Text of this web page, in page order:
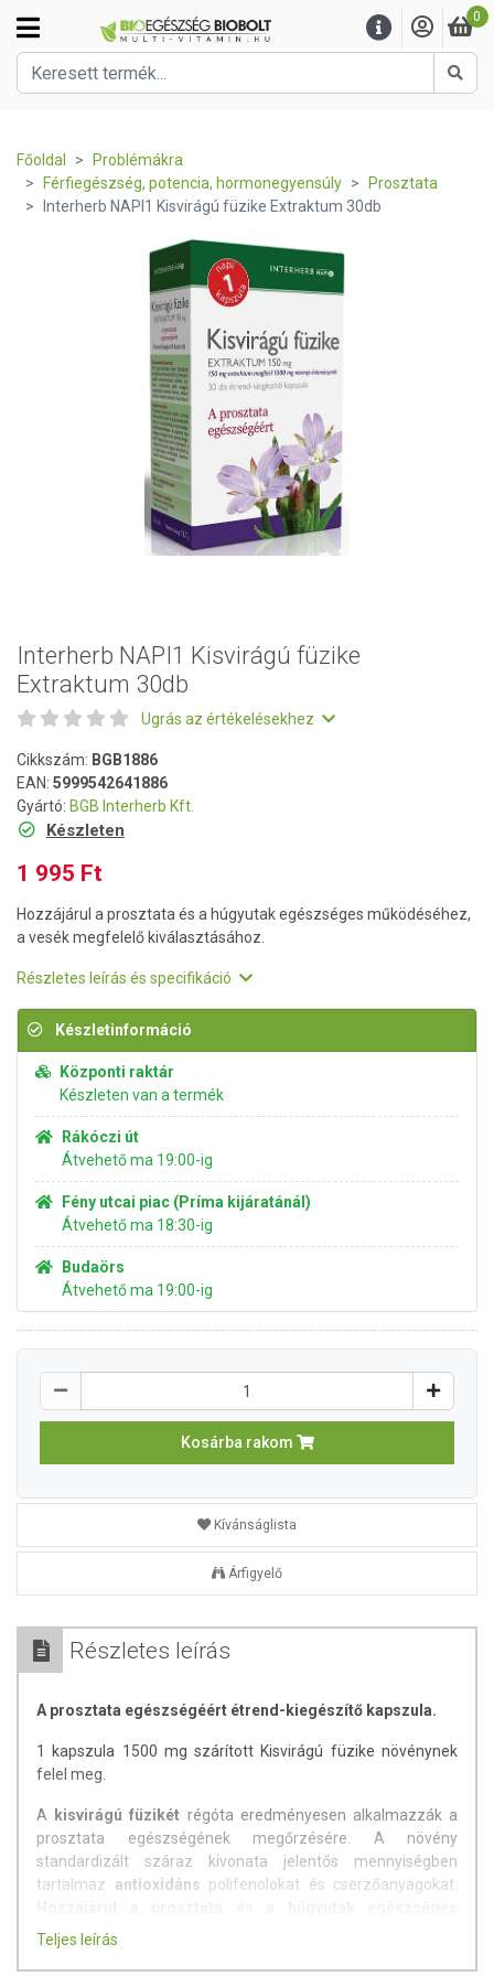
0
Főoldal
Problémákra
Férfiegészség, potencia, hormonegyensúly
Prosztata
Interherb NAPI1 Kisvirágú füzike Extraktum 30db
Interherb NAPI1 Kisvirágú füzike
Extraktum 30db
Ugrás az értékelésekhez
Cikkszám: BGB1886
EAN: 5999542641886
Gyártó: BGB Interherb Kft.
Készleten
1 995 Ft
Hozzájárul a prosztata és a húgyutak egészséges működéséhez,
a vesék megfelelő kiválasztásához.
Részletes leírás és specifikáció
Készletinformáció
Központi raktár
Készleten van a termék
Rákóczi út
Átvehető ma 19:00-ig
Fény utcai piac (Príma kijáratánál)
Átvehető ma 18:30-ig
Budaörs
Átvehető ma 19:00-ig
Kosárba rakom
Kívánságlista
Árfigyelő
Részletes leírás
A prosztata egészségéért étrend-kiegészítő kapszula.
1 kapszula 1500 mg szárított Kisvirágú füzike növénynek
felel meg.
A kisvirágú füzikét régóta eredményesen alkalmazzák a
prosztata egészségének megőrzésére. A növény
standardizált száraz kivonata jelentős mennyiségben
tartalmaz antioxidáns polifenolokat és cserzőanyagokat.
működéséhez
ideális gyakoriságú vizeletürítéshez, így a nyugodt éjszakai
Teljes leírás